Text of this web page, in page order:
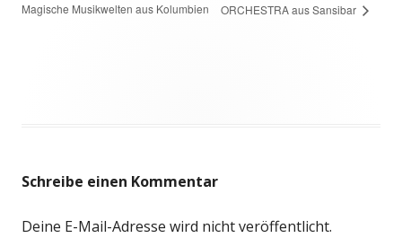
Magische Musikwelten aus Kolumbien
ORCHESTRA aus Sansibar
Schreibe einen Kommentar
Deine E-Mail-Adresse wird nicht veröffentlicht.